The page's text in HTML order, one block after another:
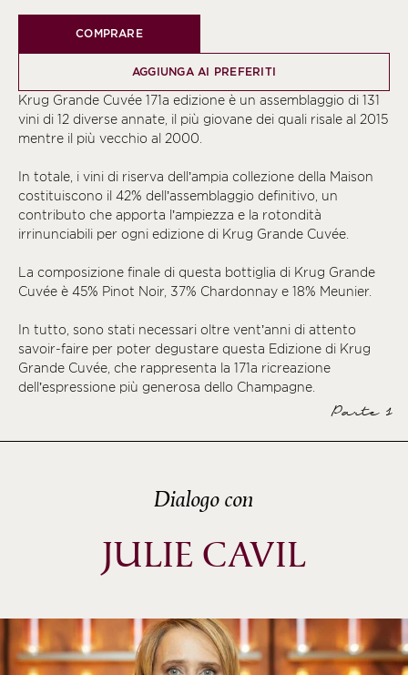
ème
ème
ème
ème
ème
ème
ème
ème
ème
ème
COMPRARE
AGGIUNGA AI PREFERITI
Krug Grande Cuvée 171a edizione è un assemblaggio di 131
vini di 12 diverse annate, il più giovane dei quali risale al 2015
mentre il più vecchio al 2000.
In totale, i vini di riserva dell’ampia collezione della Maison
costituiscono il 42% dell’assemblaggio definitivo, un
contributo che apporta l’ampiezza e la rotondità
irrinunciabili per ogni edizione di Krug Grande Cuvée.
La composizione finale di questa bottiglia di Krug Grande
Cuvée è 45% Pinot Noir, 37% Chardonnay e 18% Meunier.
In tutto, sono stati necessari oltre vent’anni di attento
savoir-faire per poter degustare questa Edizione di Krug
Grande Cuvée, che rappresenta la 171a ricreazione
dell’espressione più generosa dello Champagne.
Parte 1
Dialogo con
JULIE CAVIL